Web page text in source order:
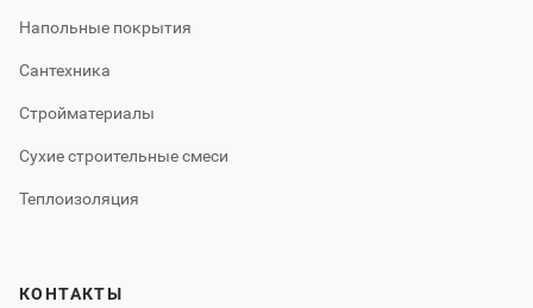
Напольные покрытия
Сантехника
Стройматериалы
Сухие строительные смеси
Теплоизоляция
КОНТАКТЫ